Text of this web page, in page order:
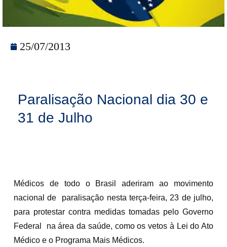
25/07/2013
Paralisação Nacional dia 30 e
31 de Julho
Médicos de todo o Brasil aderiram ao movimento
nacional de paralisação nesta terça-feira, 23 de julho,
para protestar contra medidas tomadas pelo Governo
Federal na área da saúde, como os vetos à Lei do Ato
Médico e o Programa Mais Médicos.